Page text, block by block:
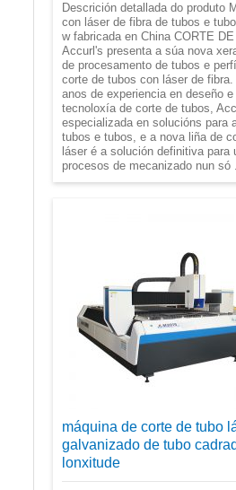
Descrición detallada do produto
con láser de fibra de tubos e
w fabricada en China CORTE
Accurl's presenta a súa nova
de procesamento de tubos e
corte de tubos con láser de
anos de experiencia en deseño
tecnoloxía de corte de tubos,
especializada en solucións para
tubos e tubos, e a nova liña de
láser é a solución definitiva para
procesos de mecanizado nun só
máquina de corte de tubo
galvanizado de tubo
lonxitude